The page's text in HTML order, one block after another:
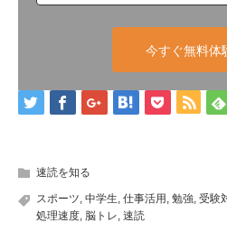
今すぐ無料体
速読を知る
スポーツ, 中学生, 仕事活用 , 勉強, 受験
処理速度, 脳トレ, 速読